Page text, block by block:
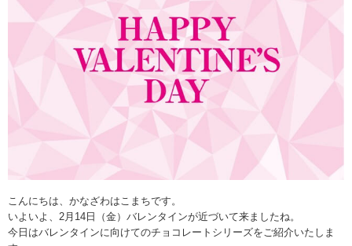
こんにちは、かなざわはこまちです。
いよいよ、2月14日（金）バレンタインが近づいて来ましたね。
今日はバレンタインに向けてのチョコレートシリーズをご紹介いたしま